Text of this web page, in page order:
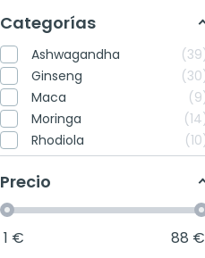
Categorías
Ashwagandha
39
Ginseng
30
Maca
9
Moringa
14
Rhodiola
10
Precio
1 € 88 €